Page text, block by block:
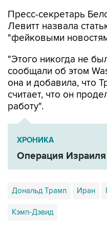
Пресс-секретарь
Левитт назвала
"фейковыми
"Этого никогда не
сообщали об этом
она и добавила, что
считает, что он
работу".
ХРОНИКА
Операция
Дональд Трамп Иран
Кэмп-Дэвид